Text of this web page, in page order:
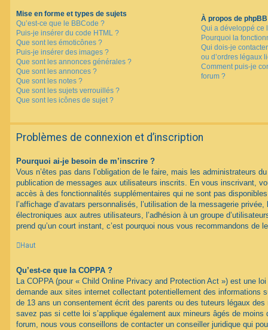
Mise en forme et types de sujets
Qu’est-ce que le BBCode ?
Puis-je insérer du code HTML ?
Que sont les émoticônes ?
Puis-je insérer des images ?
Que sont les annonces générales ?
Que sont les annonces ?
Que sont les notes ?
Que sont les sujets verrouillés ?
Que sont les icônes de sujet ?
À propos de phpBB
Qui a développé ce
Pourquoi la
Qui dois-je
ou d’ordres légaux
Comment puis-je
forum ?
Problèmes de connexion et d’inscription
Pourquoi ai-je besoin de m’inscrire ?
Vous n’êtes pas dans l’obligation de le faire, mais les administrateurs
publication de messages aux utilisateurs inscrits. En vous inscrivant,
accès à des fonctionnalités supplémentaires qui ne sont pas
l’affichage d’avatars personnalisés, l’utilisation de la messagerie privée,
électroniques aux autres utilisateurs, l’adhésion à un groupe
prend qu’un court instant, c’est pourquoi nous vous recommandons de
Haut
Qu’est-ce que la COPPA ?
La COPPA (pour « Child Online Privacy and Protection Act ») est une
demande aux sites internet collectant potentiellement des informations
de 13 ans un consentement écrit des parents ou des tuteurs légaux
savez pas si cette loi s’applique également aux mineurs âgés de
forum, nous vous conseillons de contacter un conseiller juridique qui